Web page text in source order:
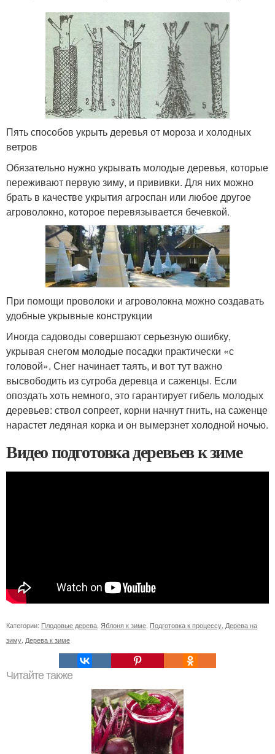
Пять способов укрыть деревья от мороза и холодных
ветров
Обязательно нужно укрывать молодые деревья, которые
переживают первую зиму, и прививки. Для них можно
брать в качестве укрытия агроспан или любое другое
агроволокно, которое перевязывается бечевкой.
При помощи проволоки и агроволокна можно создавать
удобные укрывные конструкции
Иногда садоводы совершают серьезную ошибку,
укрывая снегом молодые посадки практически «с
головой». Снег начинает таять, и вот тут важно
высвободить из сугроба деревца и саженцы. Если
опоздать хоть немного, это гарантирует гибель молодых
деревьев: ствол сопреет, корни начнут гнить, на саженце
нарастет ледяная корка и он вымерзнет холодной ночью.
Видео подготовка деревьев к зиме
Категории: Плодовые дерева Яблоня к зиме Подготовка к процессу Дерева на
зиму Дерева к зиме
Читайте также